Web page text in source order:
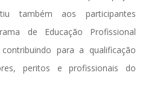
também aos participantes
de Educação Profissional
para a qualificação
peritos e profissionais do